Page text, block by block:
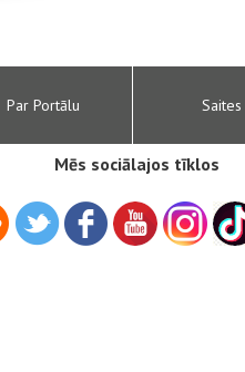
Par Portālu Saites
Mēs sociālajos tīklos